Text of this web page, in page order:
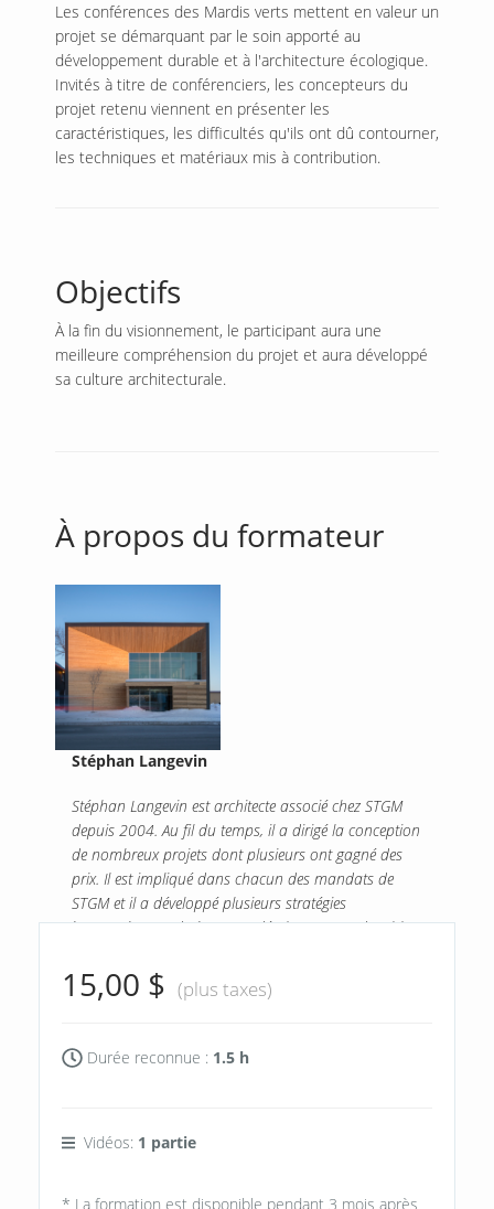
Les conférences des Mardis verts mettent en valeur un
projet se démarquant par le soin apporté au
développement durable et à l'architecture écologique.
Invités à titre de conférenciers, les concepteurs du
projet retenu viennent en présenter les
caractéristiques, les difficultés qu'ils ont dû contourner,
les techniques et matériaux mis à contribution.
Objectifs
À la fin du visionnement, le participant aura une
meilleure compréhension du projet et aura développé
sa culture architecturale.
À propos du formateur
Stéphan Langevin
Stéphan Langevin est architecte associé chez STGM
depuis 2004. Au fil du temps, il a dirigé la conception
de nombreux projets dont plusieurs ont gagné des
prix. Il est impliqué dans chacun des mandats de
STGM et il a développé plusieurs stratégies
innovatrices en design et en développement durable.
15,00 $ (plus taxes)
Durée reconnue : 1.5 h
Vidéos: 1 partie
* La formation est disponible pendant 3 mois après